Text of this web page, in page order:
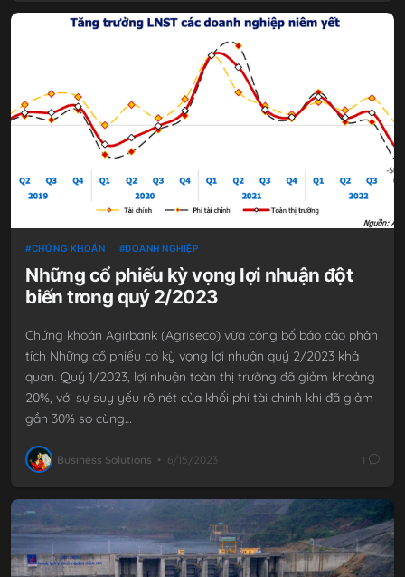
CHỨNG KHOÁN DOANH NGHIỆP
Những cổ phiếu kỳ vọng lợi nhuận đột
biến trong quý 2/2023
Chứng khoán Agirbank (Agriseco) vừa công bố báo cáo phân
tích Những cổ phiếu có kỳ vọng lợi nhuận quý 2/2023 khả
quan. Quý 1/2023, lợi nhuận toàn thị trường đã giảm khoảng
20%, với sự suy yếu rõ nét của khối phi tài chính khi đã giảm
gần 30% so cùng…
Business Solutions • 6/15/2023 1